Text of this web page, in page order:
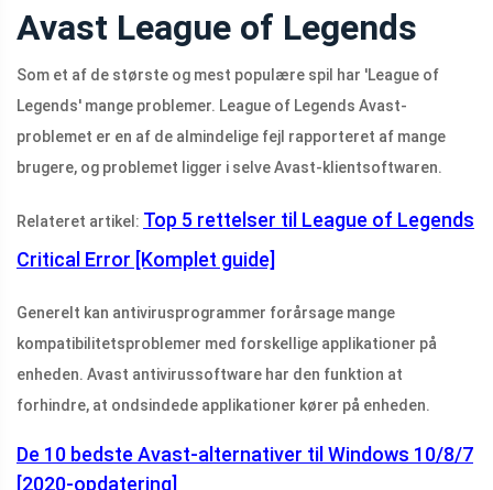
Avast League of Legends
Som et af de største og mest populære spil har 'League of
Legends' mange problemer. League of Legends Avast-
problemet er en af ​​de almindelige fejl rapporteret af mange
brugere, og problemet ligger i selve Avast-klientsoftwaren.
Relateret artikel: Top 5 rettelser til League of Legends
Critical Error [Komplet guide]
Generelt kan antivirusprogrammer forårsage mange
kompatibilitetsproblemer med forskellige applikationer på
enheden. Avast antivirussoftware har den funktion at
forhindre, at ondsindede applikationer kører på enheden.
De 10 bedste Avast-alternativer til Windows 10/8/7
[2020-opdatering]